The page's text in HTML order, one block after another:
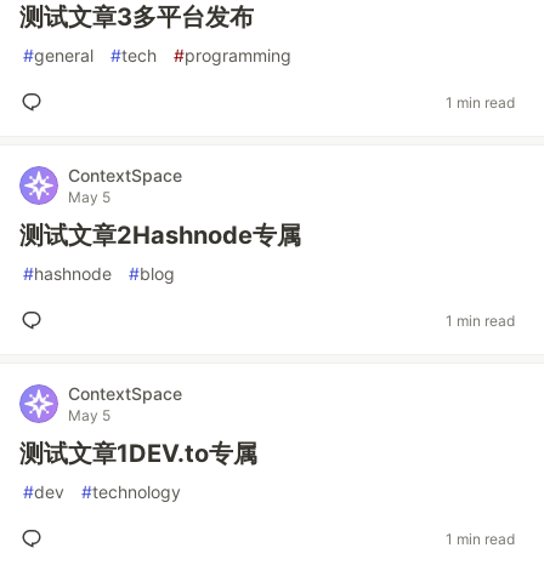
测试文章3多平台发布
#general #tech #programming
1 min read
ContextSpace
May 5
测试文章2Hashnode专属
#hashnode #blog
1 min read
ContextSpace
May 5
测试文章1DEV.to专属
#dev #technology
1 min read